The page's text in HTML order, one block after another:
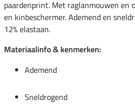
paardenprint. Met raglanmouwen en
en kinbeschermer. Ademend en
12% elastaan.
Materiaalinfo & kenmerken:
Ademend
Sneldrogend